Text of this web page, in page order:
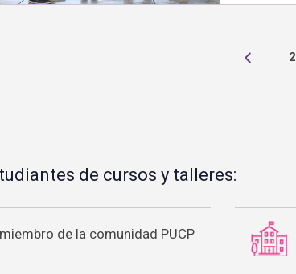
2
de cursos y talleres:
de la comunidad PUCP